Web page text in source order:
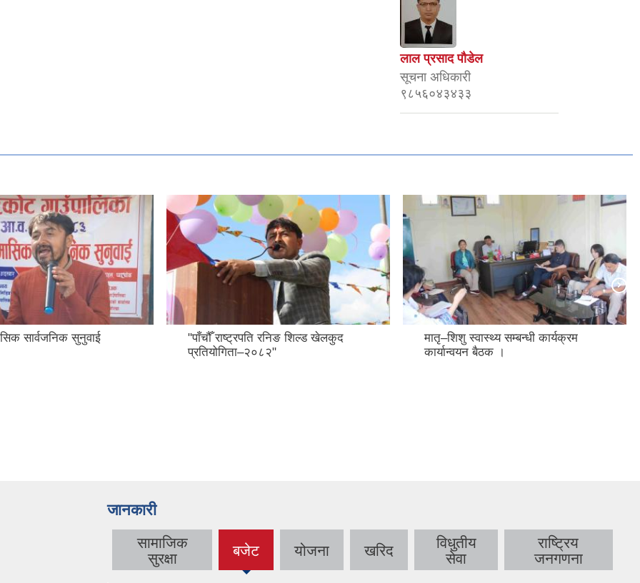
लाल प्रसाद पाैडेल
सूचना अधिकारी
९८५६०४३४३३
रनिङ शिल्ड खेलकुद
मातृ–शिशु स्वास्थ्य सम्बन्धी कार्यक्रम
कार्यान्वयन बैठक ।
आधारभूत अस्पतालमा अपरेशन थ्येटर
सञ्चालनका लागि आवश्यक औजार तथा
जानकारी
सामाजिक
सुरक्षा
बजेट
(active
tab)
योजना खरिद
विधुतीय
सेवा
राष्‍ट्रिय
जनगणना